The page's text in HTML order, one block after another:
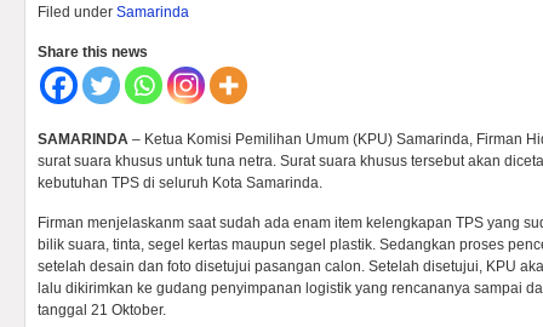
Filed under Samarinda
Share this news
SAMARINDA – Ketua Komisi Pemilihan Umum (KPU) Samarinda, Firman
surat suara khusus untuk tuna netra. Surat suara khusus tersebut akan
kebutuhan TPS di seluruh Kota Samarinda.
Firman menjelaskanm saat sudah ada enam item kelengkapan TPS yang
bilik suara, tinta, segel kertas maupun segel plastik. Sedangkan proses
setelah desain dan foto disetujui pasangan calon. Setelah disetujui, KPU
lalu dikirimkan ke gudang penyimpanan logistik yang rencananya sampai
tanggal 21 Oktober.